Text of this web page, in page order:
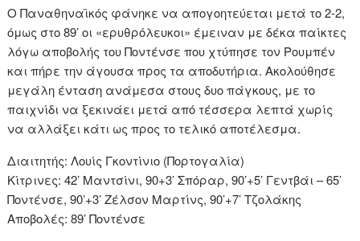
Ο Παναθηναϊκός φάνηκε να απογοητεύεται μετά το 2-2,
όμως στο 89’ οι «ερυθρόλευκοι» έμειναν με δέκα παίκτες
λόγω αποβολής του Ποντένσε που χτύπησε τον Ρουμπέν
και πήρε την άγουσα προς τα αποδυτήρια. Ακολούθησε
μεγάλη ένταση ανάμεσα στους δυο πάγκους, με το
παιχνίδι να ξεκινάει μετά από τέσσερα λεπτά χωρίς
να αλλάξει κάτι ως προς το τελικό αποτέλεσμα.
Διαιτητής: Λουίς Γκοντίνιο (Πορτογαλία)
Κίτρινες: 42’ Μαντσίνι, 90+3’ Σπόραρ, 90’+5’ Γεντβάι – 65’
Ποντένσε, 90’+3’ Ζέλσον Μαρτίνς, 90’+7’ Τζολάκης
Αποβολές: 89’ Ποντένσε